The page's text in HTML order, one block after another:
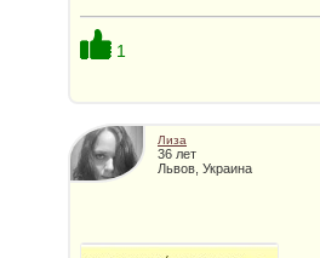
1
Лиза
36 лет
Львов, Украина